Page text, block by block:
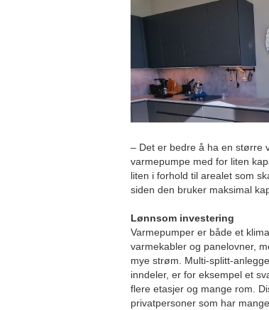
– Det er bedre å ha en større
varmepumpe med for liten
liten i forhold til arealet som
siden den bruker maksimal
Lønnsom investering
Varmepumper er både et
varmekabler og panelovner,
mye strøm. Multi-splitt-
inndeler, er for eksempel et
flere etasjer og mange rom.
privatpersoner som har